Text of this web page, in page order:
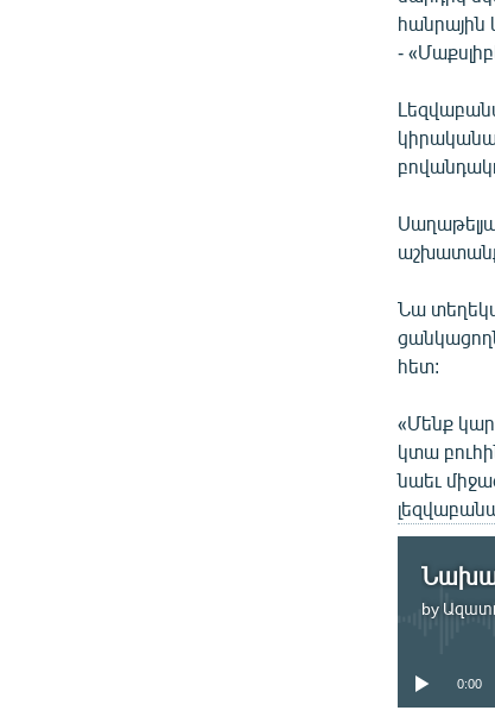
-
Նա
հետ:
«Մենք
կտա
նաեւ
by
0:00